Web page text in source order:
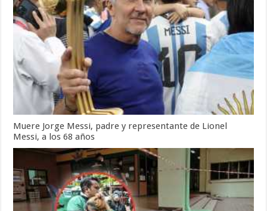
Muere Jorge Messi, padre y representante de Lionel
Messi, a los 68 años